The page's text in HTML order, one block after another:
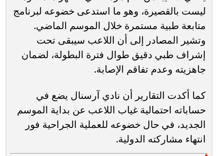
ليست بالقصيرة، وهو ما استدعى خضوعه لبرنامج
متابعة طبية مستمرة خلال الموسم الماضي.
وتشير المصادر إلى أن اللاعب سيبقى تحت
إشراف طبي دقيق طوال فترة البطولة، لضمان
جاهزيته وعدم تفاقم الإصابة.
كما أكدت التقارير أن نادي آرسنال يضع في
حساباته احتمالية غياب اللاعب عن بداية الموسم
الجديد، في حال خضوعه للعملية الجراحية فور
انتهاء مشاركته الدولية.